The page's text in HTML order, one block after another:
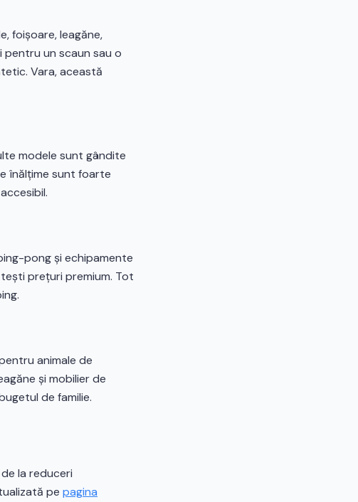
foișoare, leagăne,
pentru un scaun sau o
Vara, această
modele sunt gândite
înălțime sunt foarte
pong și echipamente
prețuri premium. Tot
animale de
și mobilier de
de familie.
la reduceri
pe pagina